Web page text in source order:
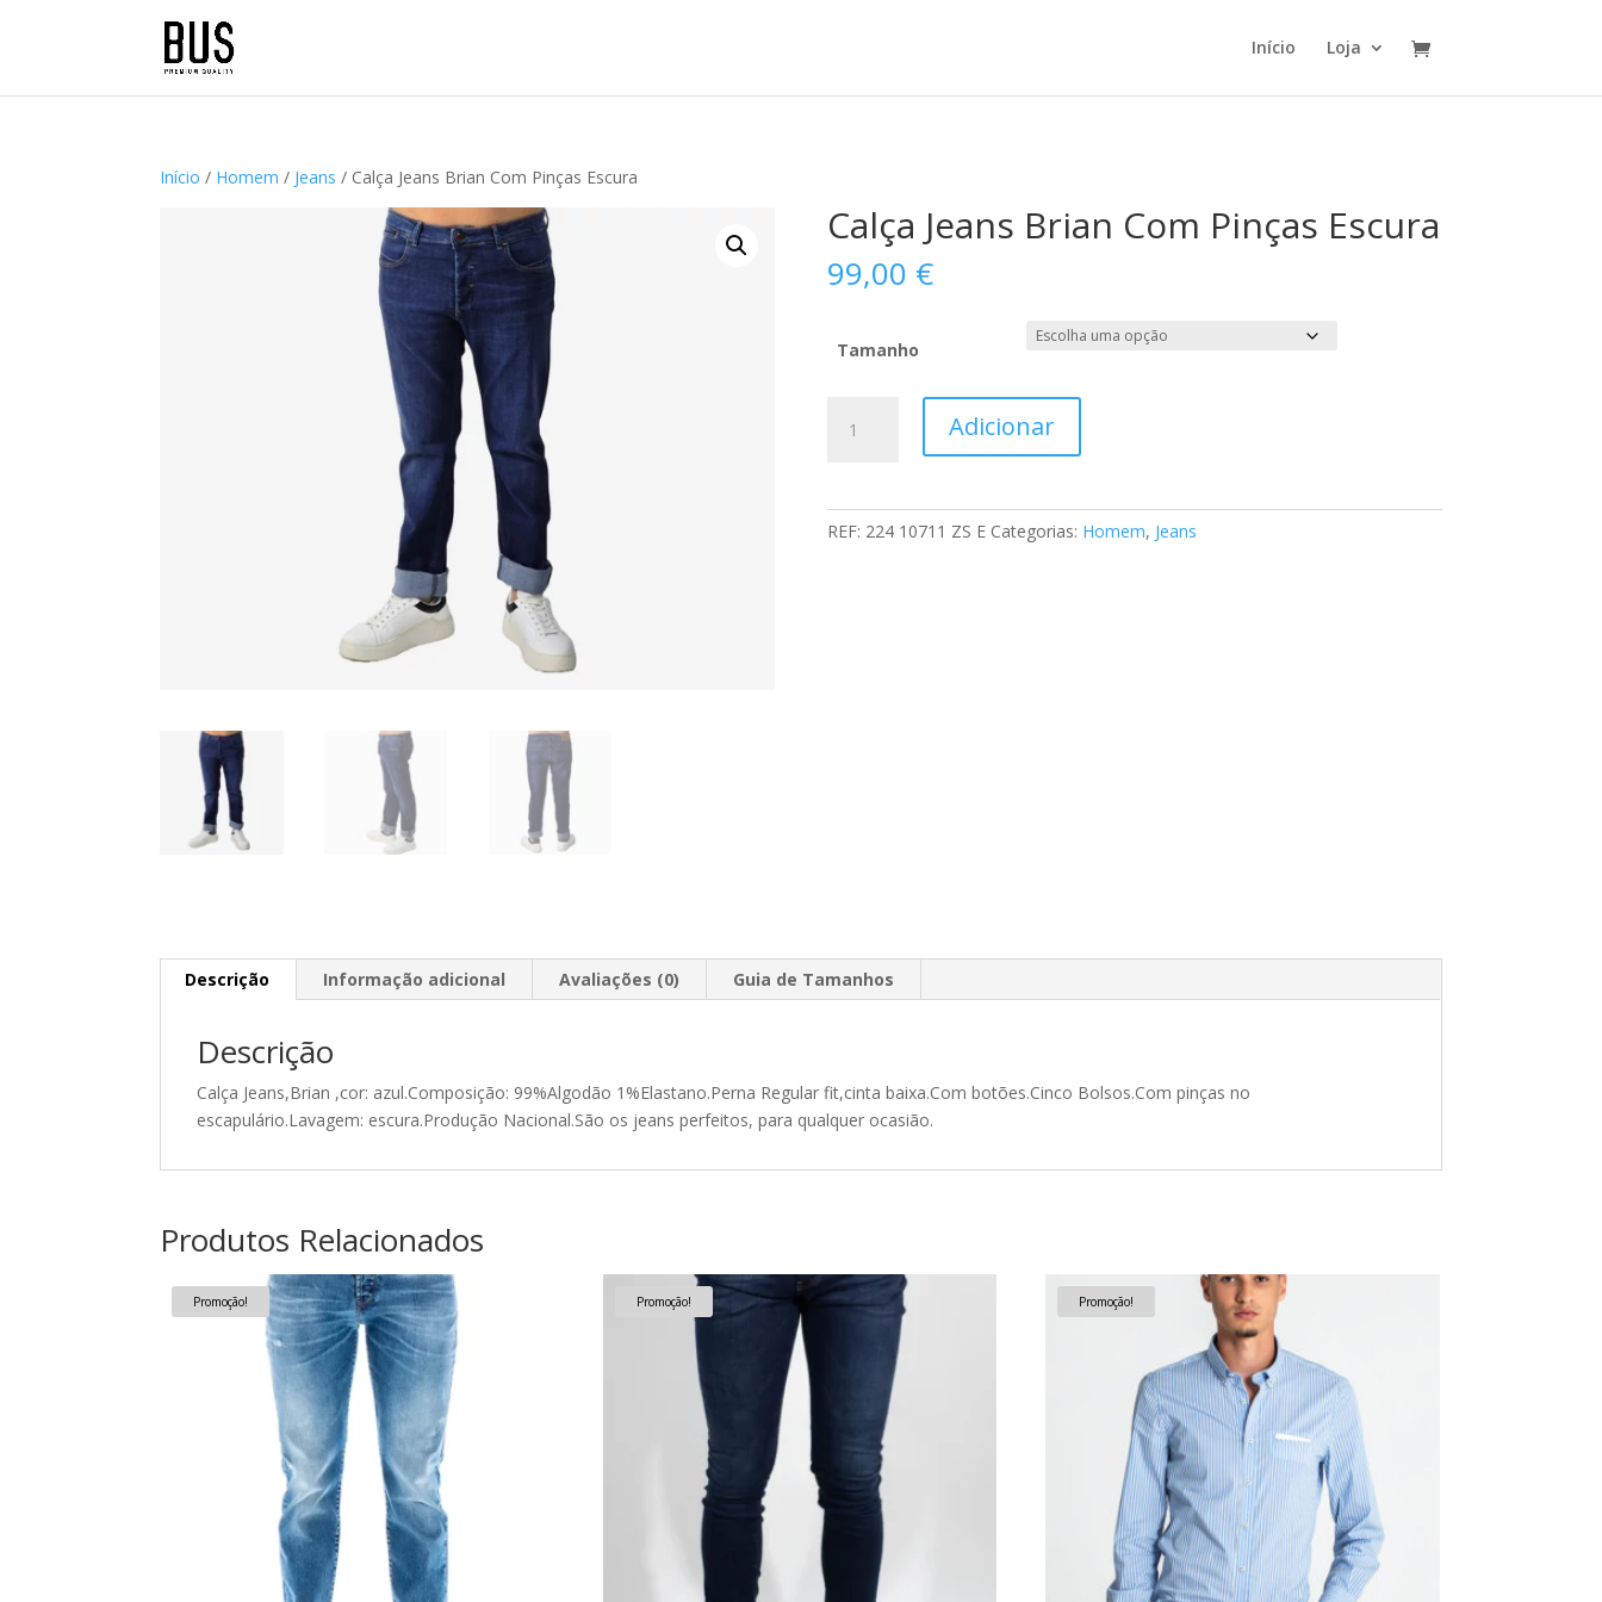
Início Loja
Início / Homem / Jeans / Calça Jeans Brian Com Pinças Escura
Calça Jeans Brian Com Pinças Escura
99,00 €
Tamanho
Adicionar
REF: 224 10711 ZS E Categorias: Homem, Jeans
Descrição Informação adicional Avaliações (0) Guia de Tamanhos
Descrição
Calça Jeans,Brian ,cor: azul.Composição: 99%Algodão 1%Elastano.Perna Regular fit,cinta baixa.Com botões.Cinco Bolsos.Com pinças no
escapulário.Lavagem: escura.Produção Nacional.São os jeans perfeitos, para qualquer ocasião.
Produtos Relacionados
Promoção! Promoção! Promoção!